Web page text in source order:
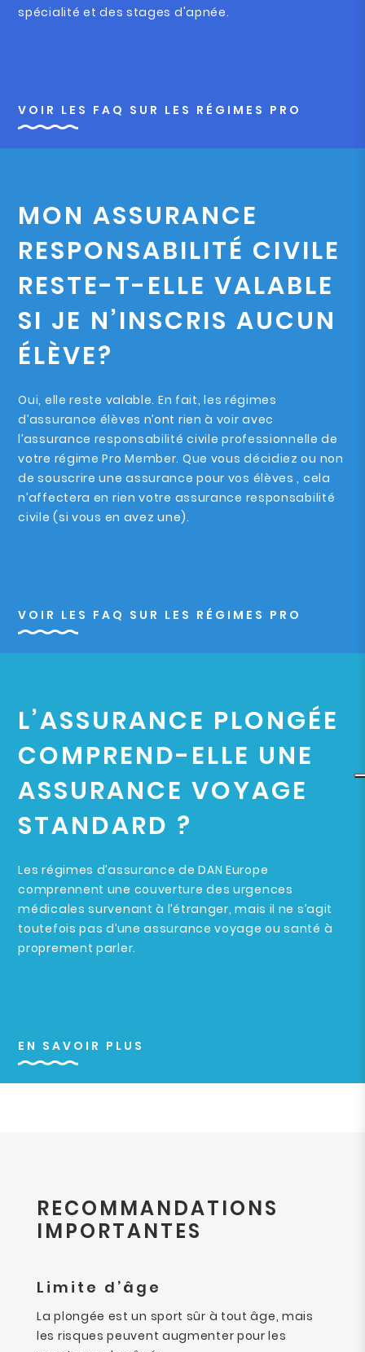
spécialité et des stages d'apnée.
VOIR LES FAQ SUR LES RÉGIMES PRO
MON ASSURANCE
RESPONSABILITÉ CIVILE
RESTE-T-ELLE VALABLE
SI JE N’INSCRIS AUCUN
ÉLÈVE?
Oui, elle reste valable. En fait, les régimes
d’assurance élèves n’ont rien à voir avec
l’assurance responsabilité civile professionnelle de
votre régime Pro Member. Que vous décidiez ou non
de souscrire une assurance pour vos élèves , cela
n’affectera en rien votre assurance responsabilité
civile (si vous en avez une).
VOIR LES FAQ SUR LES RÉGIMES PRO
L’ASSURANCE PLONGÉE
COMPREND-ELLE UNE
ASSURANCE VOYAGE
STANDARD ?
Les régimes d’assurance de DAN Europe
comprennent une couverture des urgences
médicales survenant à l’étranger, mais il ne s’agit
toutefois pas d’une assurance voyage ou santé à
proprement parler.
EN SAVOIR PLUS
RECOMMANDATIONS
IMPORTANTES
Limite d’âge
La plongée est un sport sûr à tout âge, mais
les risques peuvent augmenter pour les